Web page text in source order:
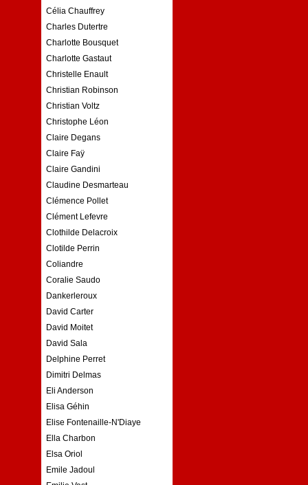
Célia Chauffrey
Charles Dutertre
Charlotte Bousquet
Charlotte Gastaut
Christelle Enault
Christian Robinson
Christian Voltz
Christophe Léon
Claire Degans
Claire Faÿ
Claire Gandini
Claudine Desmarteau
Clémence Pollet
Clément Lefevre
Clothilde Delacroix
Clotilde Perrin
Coliandre
Coralie Saudo
Dankerleroux
David Carter
David Moitet
David Sala
Delphine Perret
Dimitri Delmas
Eli Anderson
Elisa Géhin
Elise Fontenaille-N'Diaye
Ella Charbon
Elsa Oriol
Emile Jadoul